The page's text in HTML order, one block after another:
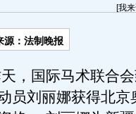
[我
源：法制晚报
，国际马术联合
员刘丽娜获得北京